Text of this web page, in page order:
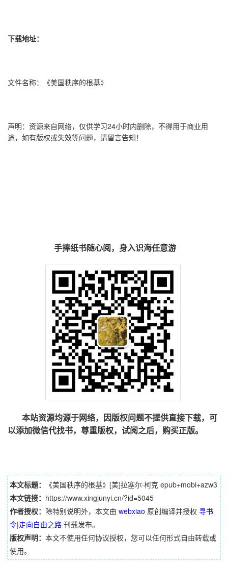
下载地址：
文件名称：《美国秩序的根基》
声明：资源来自网络，仅供学习24小时内删除，不得用于商业用
途，如有版权或失效等问题，请留言告知！
手捧纸书随心阅，身入识海任意游
本站资源均源于网络，因版权问题不提供直接下载，可
以添加微信代找书，尊重版权，试阅之后，购买正版。
本文标题：
《美国秩序的根基》[美]拉塞尔·柯克 epub+mobi+azw3
本文链接： https://www.xingjunyi.cn/?id=5045
作者授权： 除特别说明外，本文由 webxiao 原创编译并授权 寻书
令|走向自由之路 刊载发布。
版权声明： 本文不使用任何协议授权，您可以任何形式自由转载或
使用。